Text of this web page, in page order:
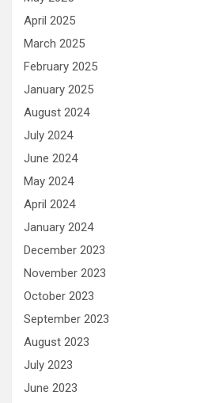
April 2025
March 2025
February 2025
January 2025
August 2024
July 2024
June 2024
May 2024
April 2024
January 2024
December 2023
November 2023
October 2023
September 2023
August 2023
July 2023
June 2023